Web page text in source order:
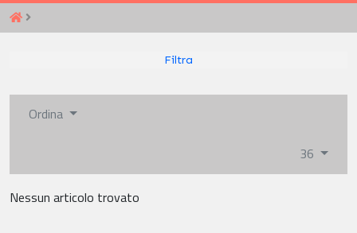
Filtra
Ordina
36
Nessun articolo trovato